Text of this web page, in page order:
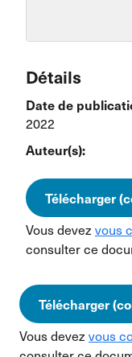
Détails
Date de
2022
Auteur(s):
Télécharger
Vous devez vous
consulter ce
Télécharger
Vous devez vous